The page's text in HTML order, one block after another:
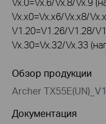
Vx.x0=Vx.x6/Vx.x8/
V1.20=V1.26/V1.28/
Vx.30=Vx.32/Vx.33
Обзор продукции
Archer
Документация